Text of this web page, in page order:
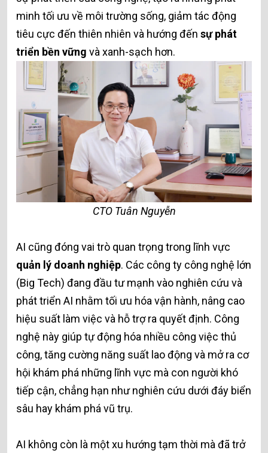
minh tối ưu về môi trường sống, giảm tác động
tiêu cực đến thiên nhiên và hướng đến sự phát
triển bền vững và xanh-sạch hơn.
CTO Tuân Nguyễn
AI cũng đóng vai trò quan trọng trong lĩnh vực
quản lý doanh nghiệp. Các công ty công nghệ lớn
(Big Tech) đang đầu tư mạnh vào nghiên cứu và
phát triển AI nhằm tối ưu hóa vận hành, nâng cao
hiệu suất làm việc và hỗ trợ ra quyết định. Công
nghệ này giúp tự động hóa nhiều công việc thủ
công, tăng cường năng suất lao động và mở ra cơ
hội khám phá những lĩnh vực mà con người khó
tiếp cận, chẳng hạn như nghiên cứu dưới đáy biển
sâu hay khám phá vũ trụ.
AI không còn là một xu hướng tạm thời mà đã trở